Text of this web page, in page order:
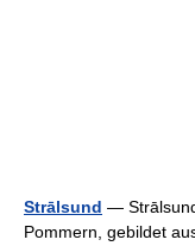
Strālsund —
Pommern, gebildet